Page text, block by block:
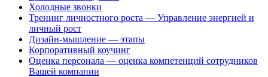
Холодные звонки
Тренинг личностного роста — Управление энергией и
личный рост
Дизайн-мышление — этапы
Корпоративный коучинг
Оценка персонала — оценка компетенций сотрудников
Вашей компании